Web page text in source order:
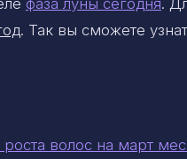
фаза луны сегодня.
. Так вы сможете
роста волос на март